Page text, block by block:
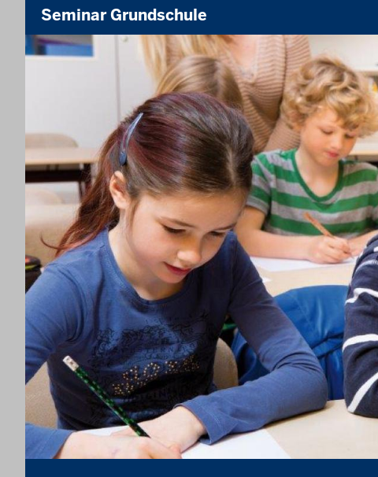
befinden
hier
Seminar Grundschule